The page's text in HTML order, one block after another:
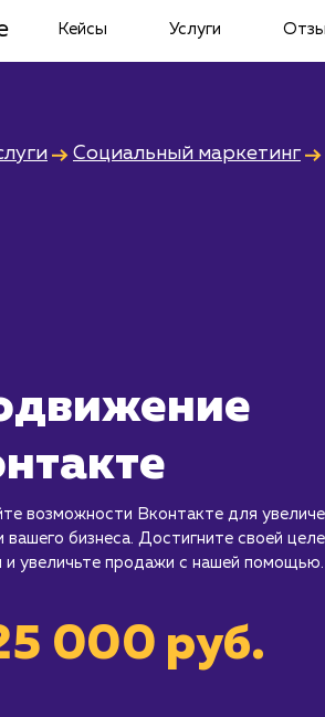
Кейсы Услуги
Социальный маркетинг
возможности Вконтакте для
вашего бизнеса. Достигните своей
и увеличьте продажи с нашей помощью.
000 руб.